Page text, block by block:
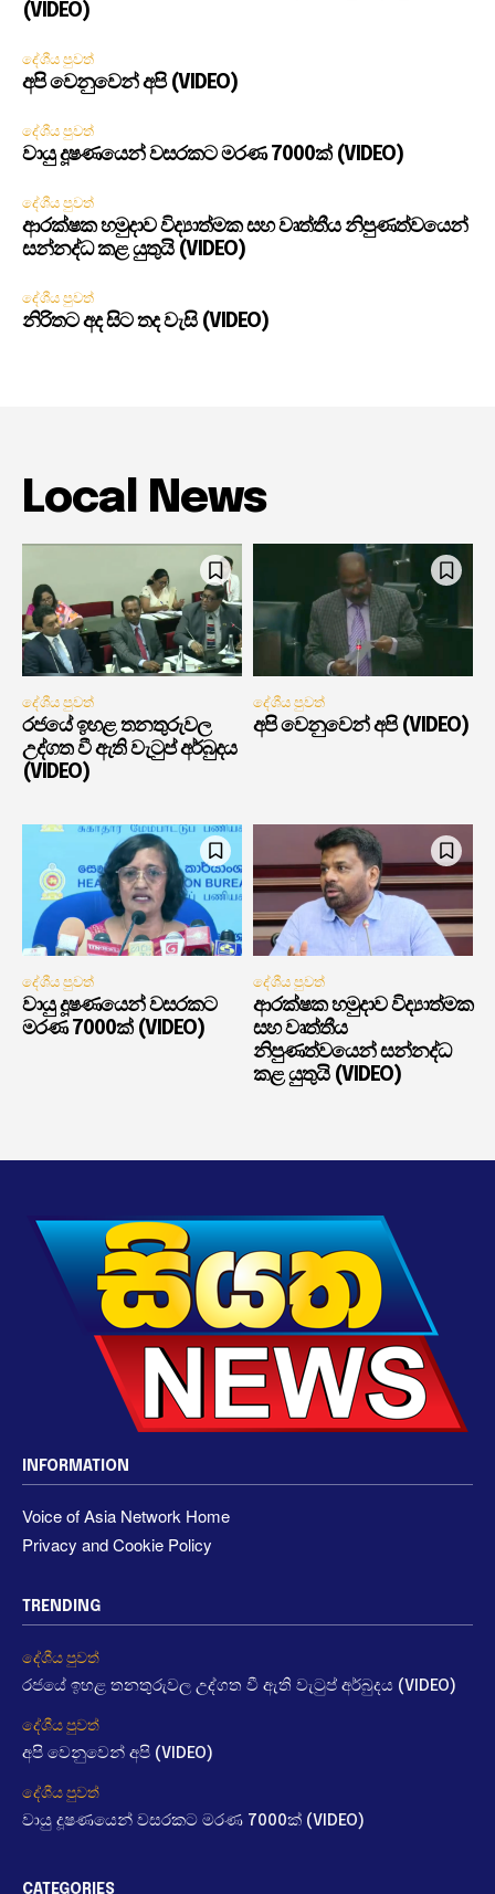
(VIDEO)
දේශීය පුවත්
අපි වෙනුවෙන් අපි (VIDEO)
දේශීය පුවත්
වායු දූෂණයෙන් වසරකට මරණ 7000ක් (VIDEO)
දේශීය පුවත්
ආරක්ෂක හමුදාව විද්‍යාත්මක සහ වෘත්තීය නිපුණත්වයෙන්
සන්නද්ධ කළ යුතුයි (VIDEO)
දේශීය පුවත්
නිරිතට අද සිට තද වැසි (VIDEO)
Local News
දේශීය පුවත්
රජයේ ඉහළ තනතුරුවල
උද්ගත වී ඇති වැටුප් අර්බුදය
(VIDEO)
දේශීය පුවත්
අපි වෙනුවෙන් අපි (VIDEO)
දේශීය පුවත්
වායු දූෂණයෙන් වසරකට
මරණ 7000ක් (VIDEO)
දේශීය පුවත්
ආරක්ෂක හමුදාව විද්‍යාත්මක
සහ වෘත්තීය
නිපුණත්වයෙන් සන්නද්ධ
කළ යුතුයි (VIDEO)
INFORMATION
Voice of Asia Network Home
Privacy and Cookie Policy
TRENDING
දේශීය පුවත්
රජයේ ඉහළ තනතුරුවල උද්ගත වී ඇති වැටුප් අර්බුදය (VIDEO)
දේශීය පුවත්
අපි වෙනුවෙන් අපි (VIDEO)
දේශීය පුවත්
වායු දූෂණයෙන් වසරකට මරණ 7000ක් (VIDEO)
CATEGORIES